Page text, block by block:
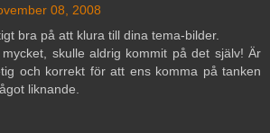
08, 2008
bra på att klura till dina tema-bilder.
skulle aldrig kommit på det själv! Är
och korrekt för att ens komma på tanken
liknande.